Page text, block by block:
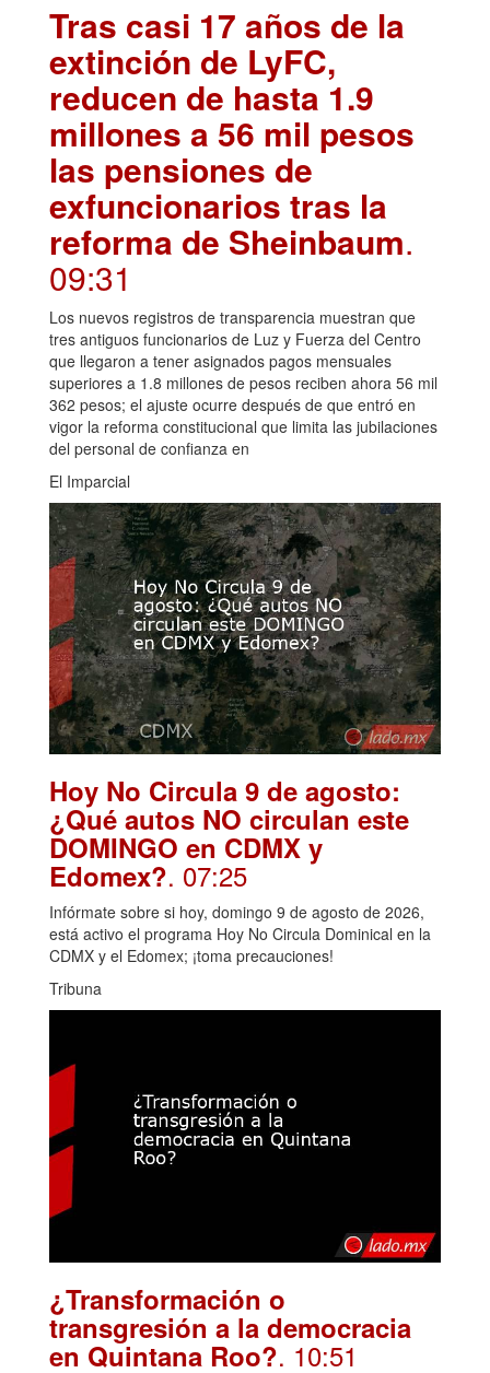
Tras casi 17 años de la
extinción de LyFC,
reducen de hasta 1.9
millones a 56 mil pesos
las pensiones de
exfuncionarios tras la
reforma de Sheinbaum.
09:31
Los nuevos registros de transparencia muestran que
tres antiguos funcionarios de Luz y Fuerza del Centro
que llegaron a tener asignados pagos mensuales
superiores a 1.8 millones de pesos reciben ahora 56 mil
362 pesos; el ajuste ocurre después de que entró en
vigor la reforma constitucional que limita las jubilaciones
del personal de confianza en
El Imparcial
Hoy No Circula 9 de agosto:
¿Qué autos NO circulan este
DOMINGO en CDMX y
Edomex?. 07:25
Infórmate sobre si hoy, domingo 9 de agosto de 2026,
está activo el programa Hoy No Circula Dominical en la
CDMX y el Edomex; ¡toma precauciones!
Tribuna
¿Transformación o
transgresión a la democracia
en Quintana Roo?. 10:51